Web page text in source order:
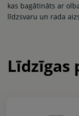
kas bagātināts ar
līdzsvaru un rada
Līdzīgas